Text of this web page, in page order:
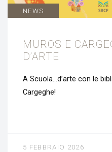
NEWS
MUROS E
D’ARTE
A Scuola…d’arte con le
Cargeghe!
5 FEBBRAIO 2026